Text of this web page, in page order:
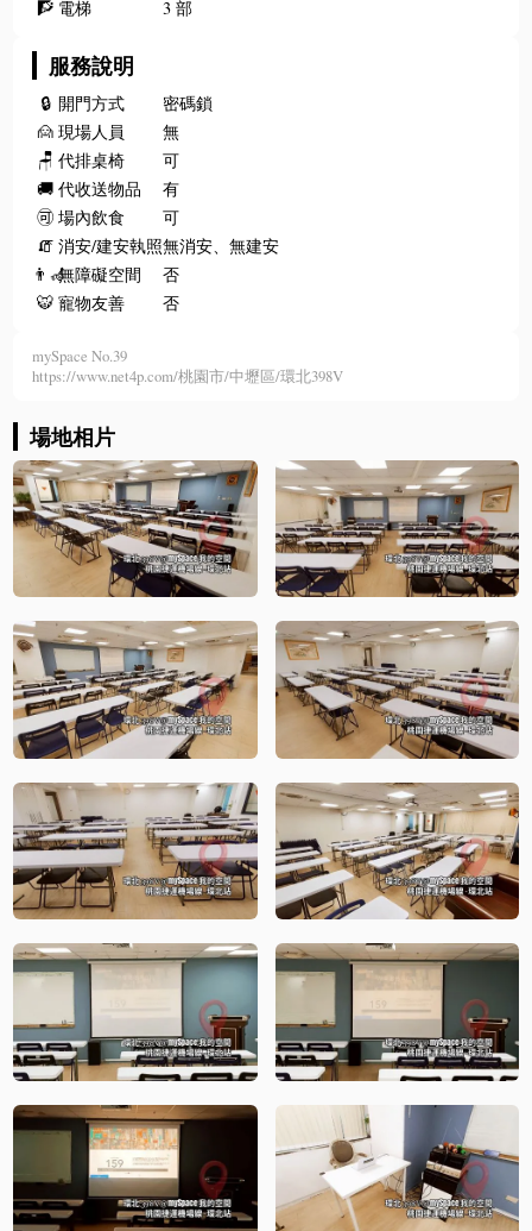
🧗 電梯 3 部
服務說明
🔒 開門方式
密碼鎖
🙍 現場人員
無
🪑 代排桌椅
可
🚚 代收送物品
有
🉑 場內飲食
可
🧯 消安/建安執照無消安、無建安
👨‍🦽無障礙空間
否
🐯 寵物友善 否
mySpace No.39
https://www.net4p.com/桃園市/中壢區/環北398V
場地相片